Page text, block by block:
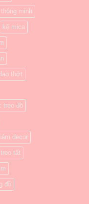
minh
kệ mica
thớt
treo đồ
decor
treo tất
đồ